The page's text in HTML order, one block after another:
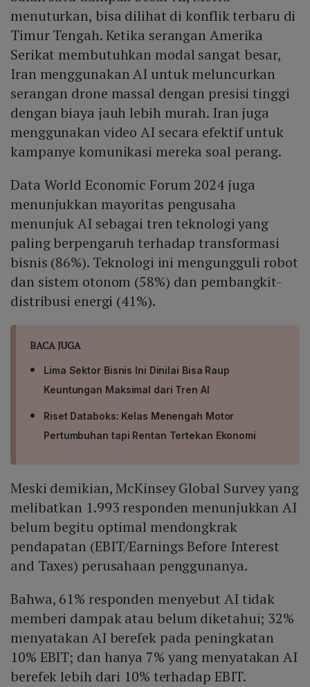
McKinsey & Company, berpendapat bahwa nilai AI akan
terwujud seiring perusahaan mampu menangkap dan
mengintegrasikan manfaatnya secara lebih efektif,
menandakan peluang signifikan bagi mereka yang
dapat memaksimalkan teknologi tersebut.
menuturkan, bisa dilihat di konflik terbaru di
Timur Tengah. Ketika serangan Amerika
Serikat membutuhkan modal sangat besar,
Iran menggunakan AI untuk meluncurkan
serangan drone massal dengan presisi tinggi
dengan biaya jauh lebih murah. Iran juga
menggunakan video AI secara efektif untuk
kampanye komunikasi mereka soal perang.
Data World Economic Forum 2024 juga
menunjukkan mayoritas pengusaha
menunjuk AI sebagai tren teknologi yang
paling berpengaruh terhadap transformasi
bisnis (86%). Teknologi ini mengungguli robot
dan sistem otonom (58%) dan pembangkit-
distribusi energi (41%).
BACA JUGA
Lima Sektor Bisnis Ini Dinilai Bisa Raup
Keuntungan Maksimal dari Tren AI
Riset Databoks: Kelas Menengah Motor
Pertumbuhan tapi Rentan Tertekan Ekonomi
Meski demikian, McKinsey Global Survey yang
melibatkan 1.993 responden menunjukkan AI
belum begitu optimal mendongkrak
pendapatan (EBIT/Earnings Before Interest
and Taxes) perusahaan penggunanya.
Bahwa, 61% responden menyebut AI tidak
memberi dampak atau belum diketahui; 32%
menyatakan AI berefek pada peningkatan
10% EBIT; dan hanya 7% yang menyatakan AI
berefek lebih dari 10% terhadap EBIT.